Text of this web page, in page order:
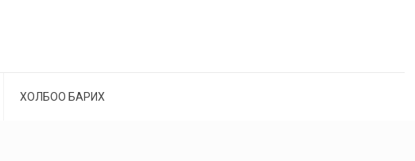
ХОЛБОО БАРИХ